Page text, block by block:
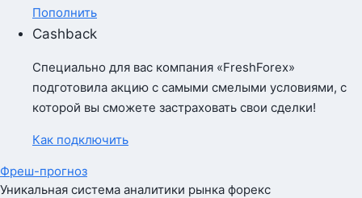
Пополнить
Cashback
Специально для вас компания «FreshForex»
подготовила акцию с самыми смелыми условиями, с
которой вы сможете застраховать свои сделки!
Как подключить
Фреш-прогноз
Уникальная система аналитики рынка форекс